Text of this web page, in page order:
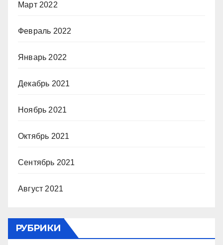
Март 2022
Февраль 2022
Январь 2022
Декабрь 2021
Ноябрь 2021
Октябрь 2021
Сентябрь 2021
Август 2021
РУБРИКИ